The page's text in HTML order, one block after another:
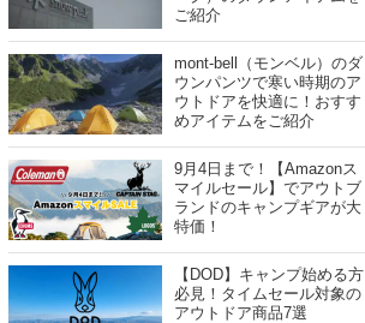
ご紹介
mont-bell（モンベル）のダ
ウンパンツで寒い時期のア
ウトドアを快適に！おすす
めアイテムをご紹介
9月4日まで！【Amazonス
マイルセール】でアウトブ
ランドのキャンプギアが大
特価！
【DOD】キャンプ始める方
必見！タイムセール対象の
アウトドア商品7選